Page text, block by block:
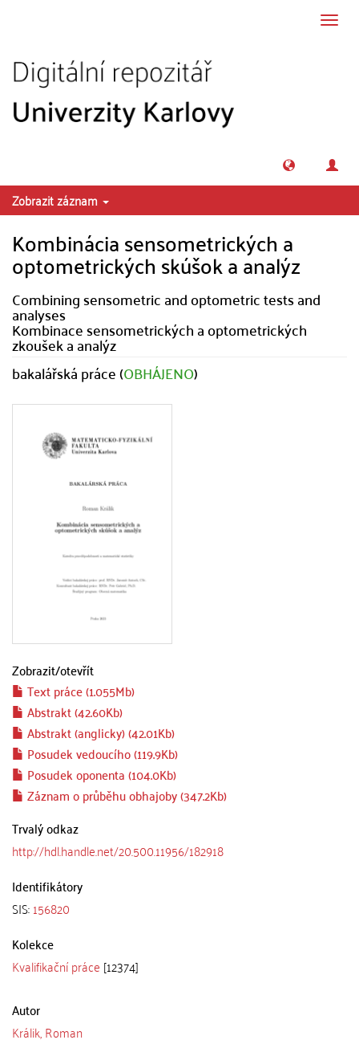
Zobrazit záznam
Kombinácia sensometrických a
optometrických skúšok a analýz
Combining sensometric and optometric tests and
analyses
Kombinace sensometrických a optometrických
zkoušek a analýz
bakalářská práce (OBHÁJENO)
Zobrazit/otevřít
Text práce (1.055Mb)
Abstrakt (42.60Kb)
Abstrakt (anglicky) (42.01Kb)
Posudek vedoucího (119.9Kb)
Posudek oponenta (104.0Kb)
Záznam o průběhu obhajoby (347.2Kb)
Trvalý odkaz
http://hdl.handle.net/20.500.11956/182918
Identifikátory
SIS:156820
Kolekce
Kvalifikační práce [12374]
Autor
Králik, Roman